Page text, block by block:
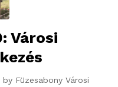
Városi
by Füzesabony Városi